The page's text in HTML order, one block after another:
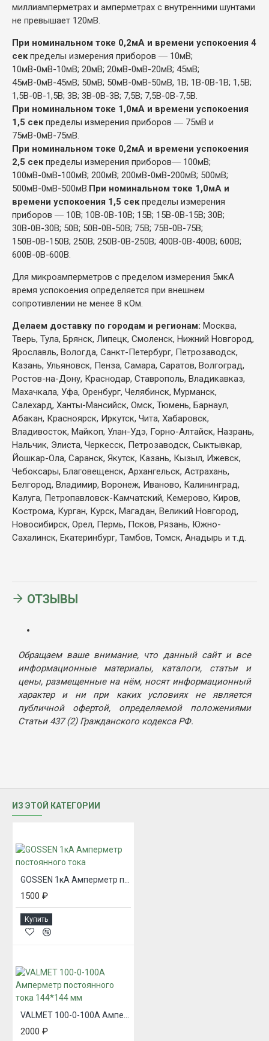
миллиамперметрах и амперметрах с внутренними шунтами
не превышает 120мВ.
При номинальном токе 0,2мА и времени успокоения 4
секпределы измерения приборов ― 10мВ;
10мВ-0мВ-10мВ; 20мВ; 20мВ-0мВ-20мВ; 45мВ;
45мВ-0мВ-45мВ; 50мВ; 50мВ-0мВ-50мВ, 1В; 1В-0В-1В; 1,5В;
1,5В-0В-1,5В; 3В; 3В-0В-3В; 7,5В; 7,5В-0В-7,5В.
При номинальном токе 1,0мА и времени успокоения
1,5 секпределы измерения приборов ― 75мВ и
75мВ-0мВ-75мВ.
При номинальном токе 0,2мА и времени успокоения
2,5 секпределы измерения приборов― 100мВ;
100мВ-0мВ-100мВ; 200мВ; 200мВ-0мВ-200мВ; 500мВ;
500мВ-0мВ-500мВ.При номинальном токе 1,0мА и
времени успокоения 1,5 секпределы измерения
приборов ― 10В; 10В-0В-10В; 15В; 15В-0В-15В; 30В;
30В-0В-30В; 50В; 50В-0В-50В; 75В; 75В-0В-75В;
150В-0В-150В; 250В; 250В-0В-250В; 400В-0В-400В; 600В;
600В-0В-600В.
Для микроамперметров с пределом измерения 5мкА
время успокоения определяется при внешнем
сопротивлении не менее 8 кОм.
Делаем доставку по городам и регионам: Москва,
Тверь, Тула, Брянск, Липецк, Смоленск, Нижний Новгород,
Ярославль, Вологда, Санкт-Петербург, Петрозаводск,
Казань, Ульяновск, Пенза, Самара, Саратов, Волгоград,
Ростов-на-Дону, Краснодар, Ставрополь, Владикавказ,
Махачкала, Уфа, Оренбург, Челябинск, Мурманск,
Салехард, Ханты-Мансийск, Омск, Тюмень, Барнаул,
Абакан, Красноярск, Иркутск, Чита, Хабаровск,
Владивосток, Майкоп, Улан-Удэ, Горно-Алтайск, Назрань,
Нальчик, Элиста, Черкесск, Петрозаводск, Сыктывкар,
Йошкар-Ола, Саранск, Якутск, Казань, Кызыл, Ижевск,
Чебоксары, Благовещенск, Архангельск, Астрахань,
Белгород, Владимир, Воронеж, Иваново, Калининград,
Калуга, Петропавловск-Камчатский, Кемерово, Киров,
Кострома, Курган, Курск, Магадан, Великий Новгород,
Новосибирск, Орел, Пермь, Псков, Рязань, Южно-
Сахалинск, Екатеринбург, Тамбов, Томск, Анадырь и т.д.
ОТЗЫВЫ
Обращаем ваше внимание, что данный сайт и все
информационные материалы, каталоги, статьи и
цены, размещенные на нём, носят информационный
характер и ни при каких условиях не является
публичной офертой, определяемой положениями
Статьи 437 (2) Гражданского кодекса РФ.
ИЗ ЭТОЙ КАТЕГОРИИ
1500 ₽
Купить
VALMET 100-0-100А Амперметр постоянного тока 144*144 мм
2000 ₽